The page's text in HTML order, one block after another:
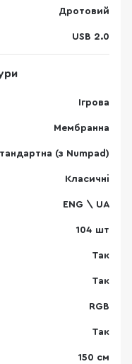
Дротовий
USB 2.0
Ігрова
Мембранна
(з Numpad)
Класичні
ENG \ UA
104 шт
Так
Так
RGB
Так
150 см